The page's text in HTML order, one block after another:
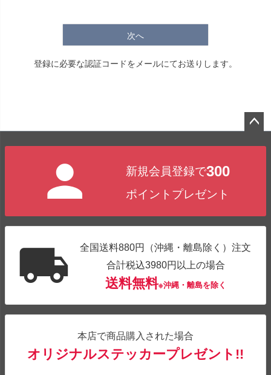
次へ
登録に必要な認証コードをメールにてお送りします。
新規会員登録で300
ポイントプレゼント
全国送料880円（沖縄・離島除く）注文
合計税込3980円以上の場合
送料無料※沖縄・離島を除く
本店で商品購入された場合
オリジナルステッカープレゼント!!